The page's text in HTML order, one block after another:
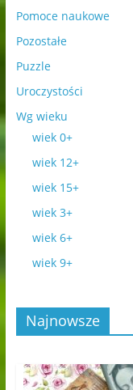
Pomoce naukowe
Pozostałe
Puzzle
Uroczystości
Wg wieku
wiek 0+
wiek 12+
wiek 15+
wiek 3+
wiek 6+
wiek 9+
Najnowsze